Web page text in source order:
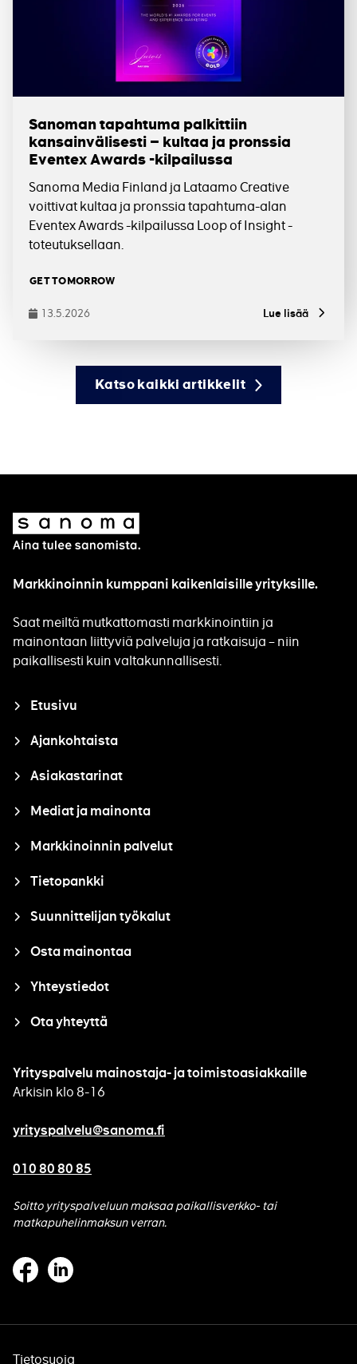
Sanoman tapahtuma palkittiin
kansainvälisesti – kultaa ja pronssia
Eventex Awards -kilpailussa
Sanoma Media Finland ja Lataamo Creative
voittivat kultaa ja pronssia tapahtuma-alan
Eventex Awards -kilpailussa Loop of Insight -
toteutuksellaan.
Tagit
GET TOMORROW
Julkaistu
13.5.2026 Lue lisää
Katso kaikki artikkelit
Sanoma
Markkinoinnin kumppani kaikenlaisille yrityksille.
Saat meiltä mutkattomasti markkinointiin ja
mainontaan liittyviä palveluja ja ratkaisuja – niin
paikallisesti kuin valtakunnallisesti.
Closure
Etusivu
Ajankohtaista
Asiakastarinat
Mediat ja mainonta
Markkinoinnin palvelut
Tietopankki
Suunnittelijan työkalut
Osta mainontaa
Yhteystiedot
Ota yhteyttä
Yrityspalvelu mainostaja- ja toimistoasiakkaille
Arkisin klo 8-16
yrityspalvelu@sanoma.fi
010 80 80 85
Soitto yrityspalveluun maksaa paikallisverkko- tai
matkapuhelinmaksun verran.
Tietosuoja